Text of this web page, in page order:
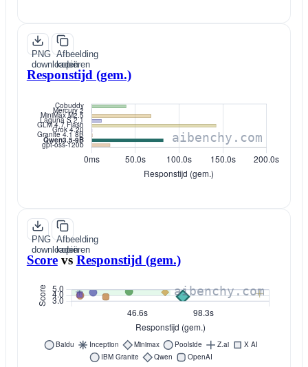
PNG
downloaden
Afbeelding
kopiëren
Responstijd (gem.)
PNG
downloaden
Afbeelding
kopiëren
Score vs Responstijd (gem.)